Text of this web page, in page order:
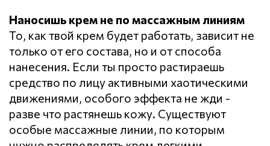
Наносишь крем не по массажным линиям
То, как твой крем будет работать, зависит не
только от его состава, но и от способа
нанесения. Если ты просто растираешь
средство по лицу активными хаотическими
движениями, особого эффекта не жди -
разве что растянешь кожу. Существуют
особые массажные линии, по которым